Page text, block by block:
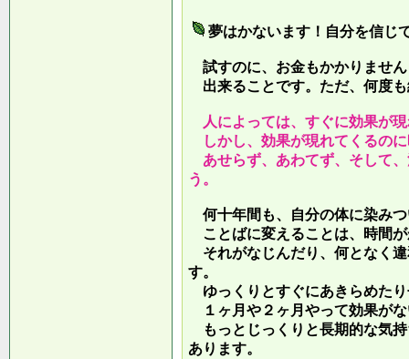
夢はかないます！自分を信じ
試すのに、お金もかかりませ
出来ることです。ただ、何度
人によっては、すぐに効果が
しかし、効果が現れてくるの
あせらず、あわてず、そして
う。
何十年間も、自分の体に染み
ことばに変えることは、時間
それがなじんだり、何となく
す。
ゆっくりとすぐにあきらめた
１ヶ月や２ヶ月やって効果が
もっとじっくりと長期的な気
あります。